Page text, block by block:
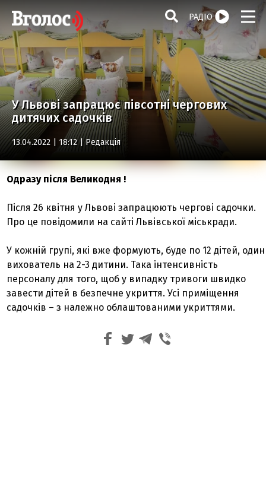
РАДІО
У Львові запрацює півсотні чергових
дитячих садочків
13.04.2022 | 18:12 |Редакція
Одразу після Великодня !
Після 26 квітня у Львові запрацюють чергові садочки.
Про це повідомили на сайті Львівської міськради.
У кожній групі, які вже формують, буде по 12 дітей, один
вихователь на 2-3 дитини. Така інтенсивність
персоналу для того, щоб у випадку тривоги швидко
завести дітей в безпечне укриття. Усі приміщення
садочків – з належно облаштованими укриттями.